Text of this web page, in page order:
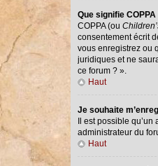
Que signifie COPPA
COPPA (ou
consentement écrit
vous enregistrez ou
juridiques et ne
ce forum ? ».
Haut
Je souhaite
Il est possible
administrateur du
Haut